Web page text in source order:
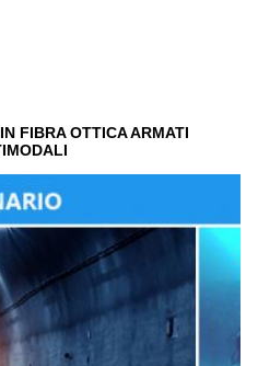
FIBRA OTTICA ARMATI